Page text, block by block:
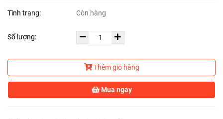
Tình trạng: Còn hàng
Số lượng:
Thêm giỏ hàng
Mua ngay